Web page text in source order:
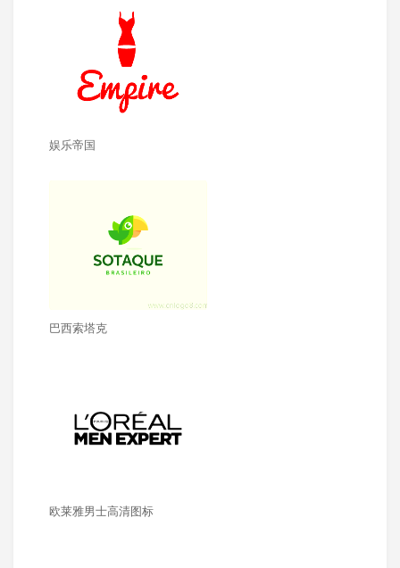
娱乐帝国
巴西索塔克
欧莱雅男士高清图标